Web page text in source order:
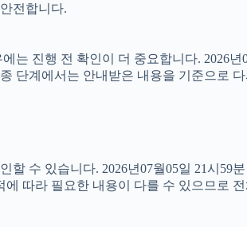
전합니다.
진행 전 확인이 더 중요합니다. 2026
단계에서는 안내받은 내용을 기준으로
할 수 있습니다. 2026년07월05일 21시59
따라 필요한 내용이 다를 수 있으므로